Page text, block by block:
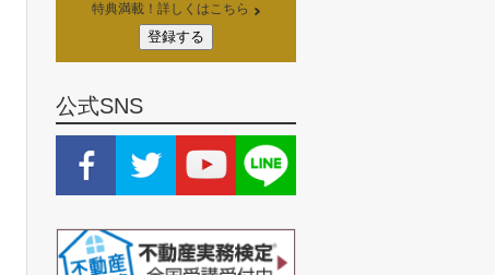
特典満載！詳しくはこちら
公式SNS